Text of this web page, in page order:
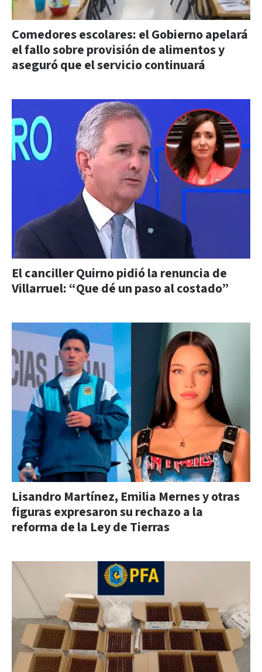
Comedores escolares: el Gobierno apelará
el fallo sobre provisión de alimentos y
aseguró que el servicio continuará
El canciller Quirno pidió la renuncia de
Villarruel: “Que dé un paso al costado”
Lisandro Martínez, Emilia Mernes y otras
figuras expresaron su rechazo a la
reforma de la Ley de Tierras